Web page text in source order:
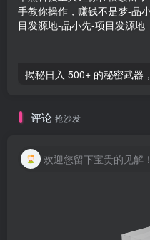
评论 抢沙发
欢迎您留下宝贵的见解！